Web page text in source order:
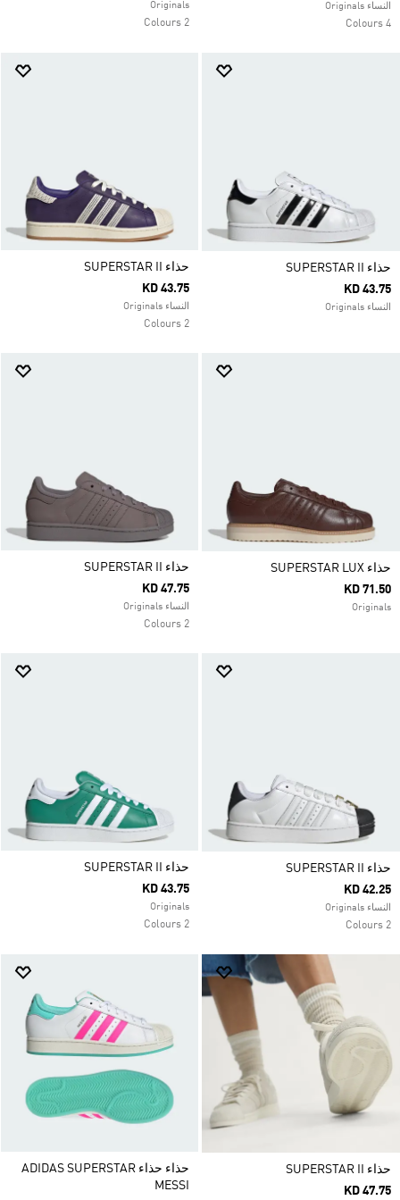
النساء Originals
4 Colours
Originals
2 Colours
حذاء SUPERSTAR II
KD 43.75
النساء Originals
حذاء SUPERSTAR II
KD 43.75
النساء Originals
2 Colours
حذاء SUPERSTAR LUX
KD 71.50
Originals
حذاء SUPERSTAR II
KD 47.75
النساء Originals
2 Colours
حذاء SUPERSTAR II
KD 42.25
النساء Originals
2 Colours
حذاء SUPERSTAR II
KD 43.75
Originals
2 Colours
حذاء SUPERSTAR II
KD 47.75
حذاء حذاء ADIDAS SUPERSTAR
MESSI